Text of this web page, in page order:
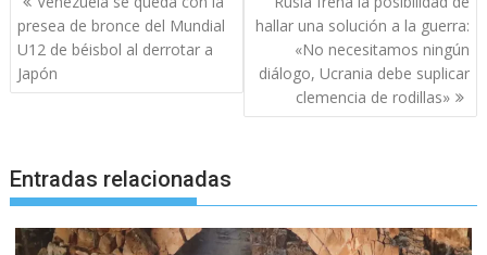
de
entradas
presea de bronce del Mundial
U12 de béisbol al derrotar a
Japón
hallar una solución a la guerra:
«No necesitamos ningún
diálogo, Ucrania debe suplicar
clemencia de rodillas»
Entradas relacionadas